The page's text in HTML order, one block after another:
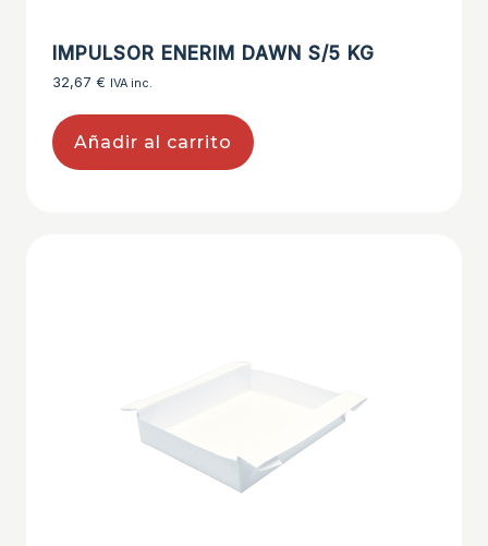
IMPULSOR ENERIM DAWN S/5 KG
32,67 € IVA inc.
Añadir al carrito